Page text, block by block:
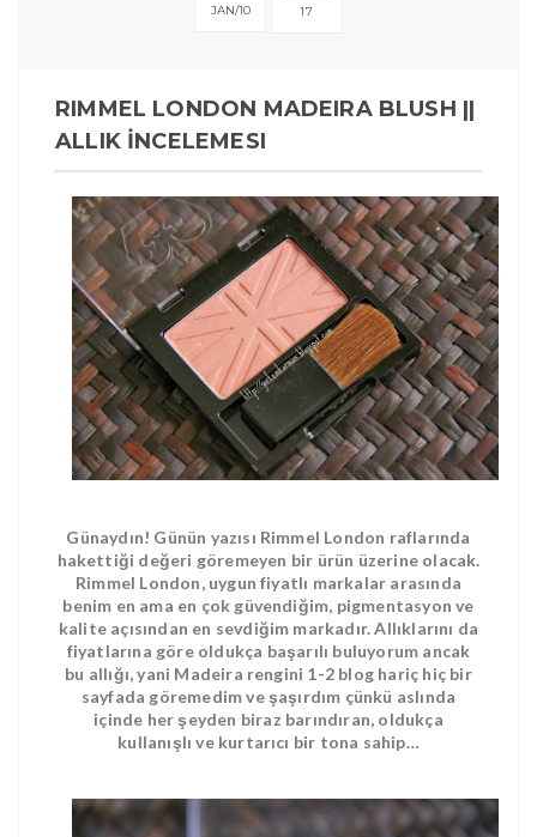
JAN 10 17
RIMMEL LONDON MADEIRA BLUSH ||
ALLIK İNCELEMESI
Günaydın! Günün yazısı Rimmel London raflarında
hakettiği değeri göremeyen bir ürün üzerine olacak.
Rimmel London, uygun fiyatlı markalar arasında
benim en ama en çok güvendiğim, pigmentasyon ve
kalite açısından en sevdiğim markadır. Allıklarını da
fiyatlarına göre oldukça başarılı buluyorum ancak
bu allığı, yani Madeira rengini 1-2 blog hariç hiç bir
sayfada göremedim ve şaşırdım çünkü aslında
içinde her şeyden biraz barındıran, oldukça
kullanışlı ve kurtarıcı bir tona sahip…